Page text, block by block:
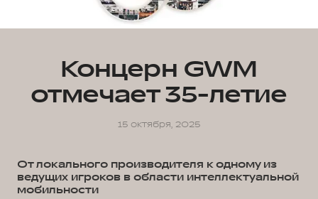
Концерн GWM
отмечает 35-летие
15 октября, 2025
От локального производителя к одному из
ведущих игроков в области интеллектуальной
мобильности